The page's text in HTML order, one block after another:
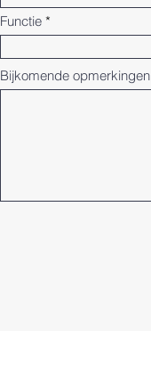
Functie
Bijkomende opmerkingen